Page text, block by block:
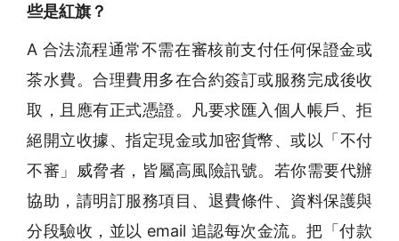
些是紅旗？
A 合法流程通常不需在審核前支付任何保證金或
茶水費。合理費用多在合約簽訂或服務完成後收
取，且應有正式憑證。凡要求匯入個人帳戶、拒
絕開立收據、指定現金或加密貨幣、或以「不付
不審」威脅者，皆屬高風險訊號。若你需要代辦
協助，請明訂服務項目、退費條件、資料保護與
分段驗收，並以 email 追認每次金流。把「付款